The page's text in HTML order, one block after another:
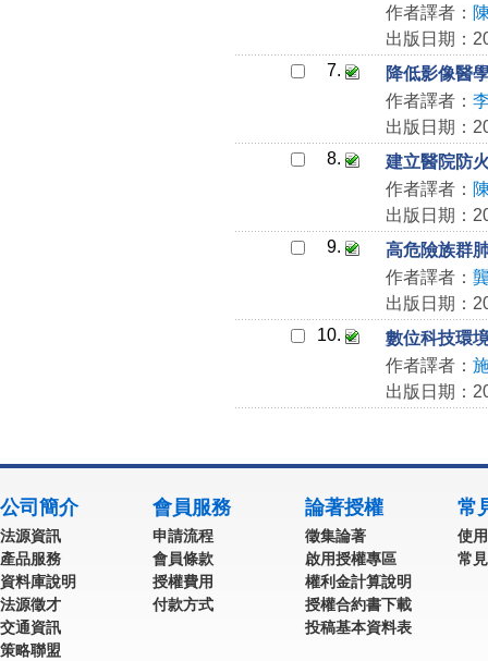
作者譯者：
出版日期：
7.
降低影像醫
作者譯者：
出版日期：
8.
建立醫院防
作者譯者：
出版日期：
9.
高危險族群
作者譯者：
出版日期：
10.
數位科技環
作者譯者：
出版日期：
公司簡介
法源資訊
產品服務
資料庫說明
法源徵才
交通資訊
策略聯盟
會員服務
申請流程
會員條款
授權費用
付款方式
論著授權
徵集論著
啟用授權專區
權利金計算說明
授權合約書下載
投稿基本資料表
常
使
常